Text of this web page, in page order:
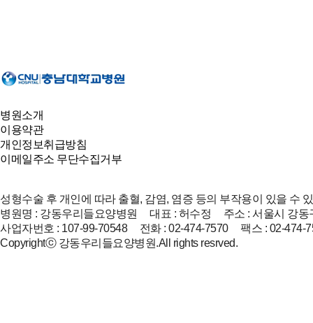
병원소개
이용약관
개인정보취급방침
이메일주소 무단수집거부
성형수술 후 개인에 따라 출혈, 감염, 염증 등의 부작용이 있을 수
병원명 : 강동우리들요양병원 대표 : 허수정 주소 : 서울시 강동
사업자번호 : 107-99-70548 전화 : 02-474-7570 팩스 : 02-474-
Copyrightⓒ 강동우리들요양병원.All rights resrved.